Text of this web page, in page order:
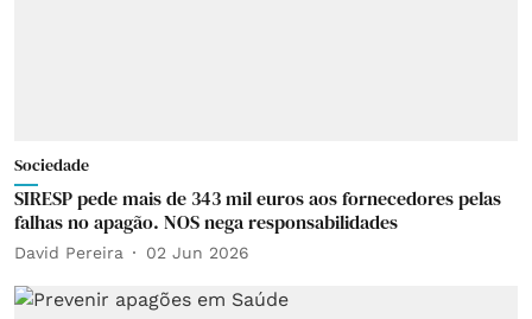
Sociedade
SIRESP pede mais de 343 mil euros aos fornecedores pelas
falhas no apagão. NOS nega responsabilidades
David Pereira 02 Jun 2026